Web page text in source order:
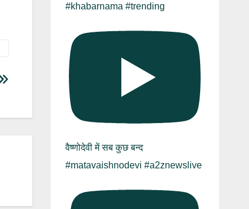
#khabarnama #trending
वैष्णोदेवी में सब कुछ बन्द
#matavaishnodevi #a2znewslive